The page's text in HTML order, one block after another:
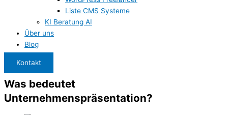
Liste CMS Systeme
KI Beratung AI
Über uns
Blog
Kontakt
Was bedeutet
Unternehmenspräsentation?